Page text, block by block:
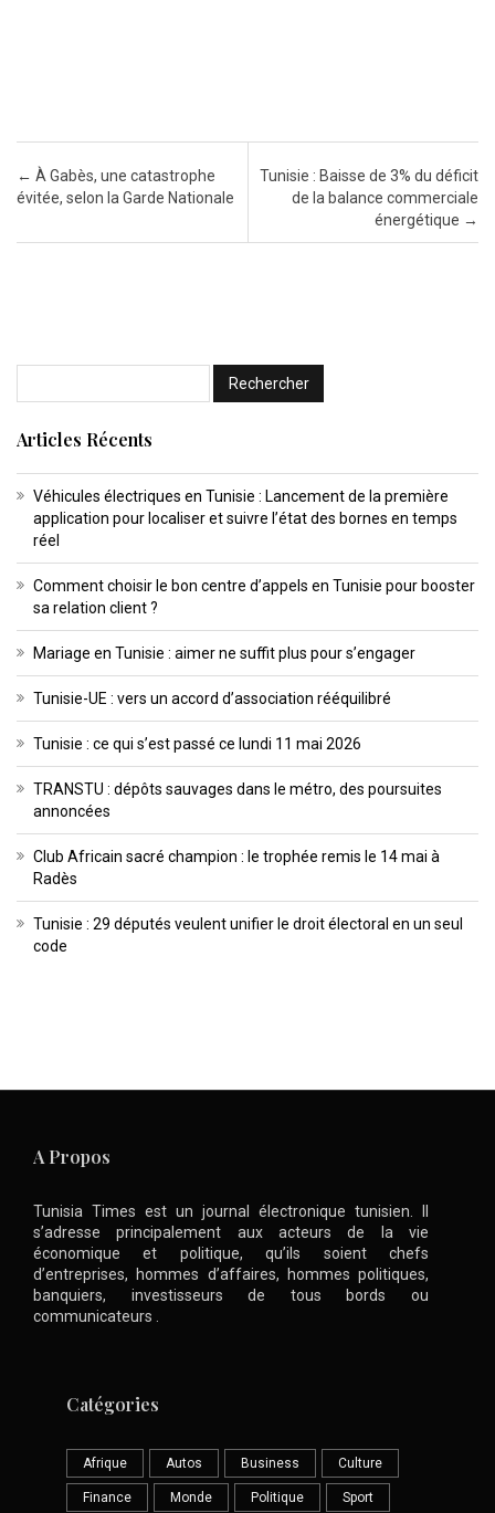
Post navigation
← À Gabès, une catastrophe
évitée, selon la Garde Nationale
Tunisie : Baisse de 3% du déficit
de la balance commerciale
énergétique →
Articles Récents
Véhicules électriques en Tunisie : Lancement de la première
application pour localiser et suivre l’état des bornes en temps
réel
Comment choisir le bon centre d’appels en Tunisie pour booster
sa relation client ?
Mariage en Tunisie : aimer ne suffit plus pour s’engager
Tunisie-UE : vers un accord d’association rééquilibré
Tunisie : ce qui s’est passé ce lundi 11 mai 2026
TRANSTU : dépôts sauvages dans le métro, des poursuites
annoncées
Club Africain sacré champion : le trophée remis le 14 mai à
Radès
Tunisie : 29 députés veulent unifier le droit électoral en un seul
code
A Propos
Tunisia Times est un journal électronique tunisien. Il
s’adresse principalement aux acteurs de la vie
économique et politique, qu’ils soient chefs
d’entreprises, hommes d’affaires, hommes politiques,
banquiers, investisseurs de tous bords ou
communicateurs .
Catégories
Afrique Autos Business Culture
Finance Monde Politique Sport